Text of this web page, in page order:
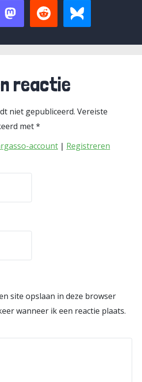
reactie
niet gepubliceerd. Vereiste
met*
account | Registreren
site opslaan in deze browser
wanneer ik een reactie plaats.